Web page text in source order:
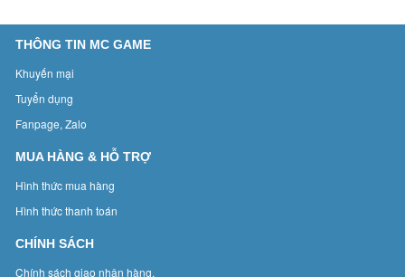
THÔNG TIN MC GAME
Khuyến mại
Tuyển dụng
Fanpage, Zalo
MUA HÀNG & HỖ TRỢ
Hình thức mua hàng
Hình thức thanh toán
CHÍNH SÁCH
Chính sách giao nhận hàng.